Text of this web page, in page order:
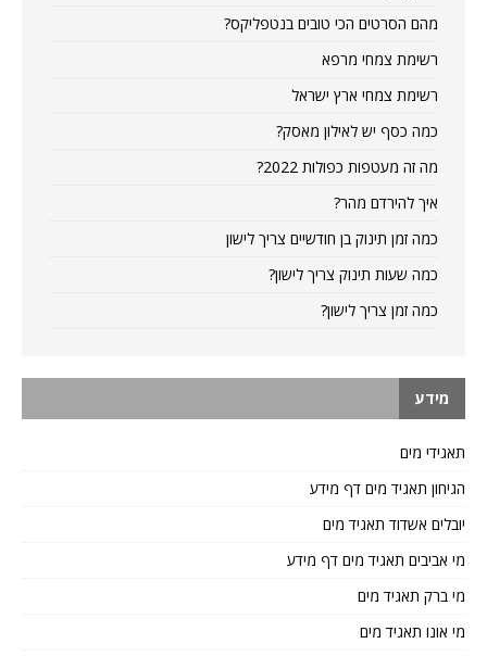
מהם הסרטים הכי טובים בנטפליקס?
רשימת צמחי מרפא
רשימת צמחי ארץ ישראל
כמה כסף יש לאילון מאסק?
מה זה מעטפות כפולות 2022?
איך להירדם מהר?
כמה זמן תינוק בן חודשיים צריך לישון
כמה שעות תינוק צריך לישון?
כמה זמן צריך לישון?
מידע
תאגידי מים
הגיחון תאגיד מים דף מידע
יובלים אשדוד תאגיד מים
מי אביבים תאגיד מים דף מידע
מי ברק תאגיד מים
מי אונו תאגיד מים